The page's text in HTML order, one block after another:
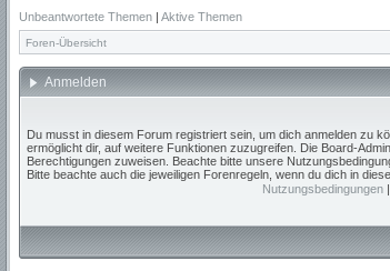
Unbeantwortete Themen | Aktive Themen
Foren-Übersicht
Anmelden
Du musst in diesem Forum registriert sein, um dich anmelden zu
ermöglicht dir, auf weitere Funktionen zuzugreifen. Die Board-
Berechtigungen zuweisen. Beachte bitte unsere
Bitte beachte auch die jeweiligen Forenregeln, wenn du dich in
Nutzungsbedingungen|